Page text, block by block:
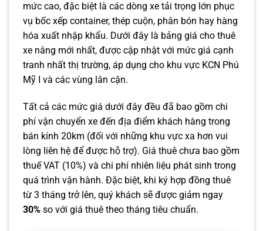
mức cao, đặc biệt là các dòng xe tải trọng lớn phục
vụ bốc xếp container, thép cuộn, phân bón hay hàng
hóa xuất nhập khẩu. Dưới đây là bảng giá cho thuê
xe nâng mới nhất, được cập nhật với mức giá cạnh
tranh nhất thị trường, áp dụng cho khu vực KCN Phú
Mỹ I và các vùng lân cận.
Tất cả các mức giá dưới đây đều đã bao gồm chi
phí vận chuyển xe đến địa điểm khách hàng trong
bán kính 20km (đối với những khu vực xa hơn vui
lòng liên hệ để được hỗ trợ). Giá thuê chưa bao gồm
thuế VAT (10%) và chi phí nhiên liệu phát sinh trong
quá trình vận hành. Đặc biệt, khi ký hợp đồng thuê
từ 3 tháng trở lên, quý khách sẽ được giảm ngay
30% so với giá thuê theo tháng tiêu chuẩn.